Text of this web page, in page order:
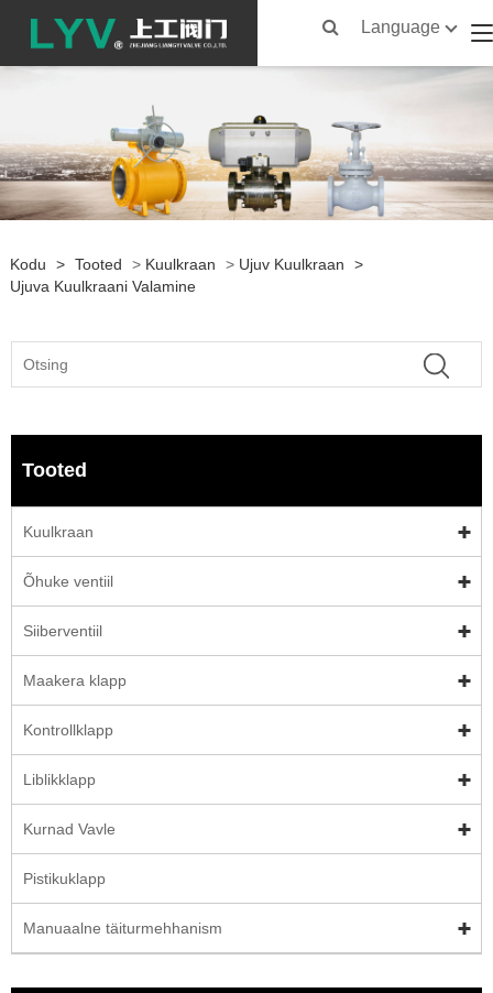
Language
Kodu > Tooted > Kuulkraan > Ujuv Kuulkraan
>
Ujuva Kuulkraani Valamine
Tooted
Kuulkraan
Õhuke ventiil
Siiberventiil
Maakera klapp
Kontrollklapp
Liblikklapp
Kurnad Vavle
Pistikuklapp
Manuaalne täiturmehhanism